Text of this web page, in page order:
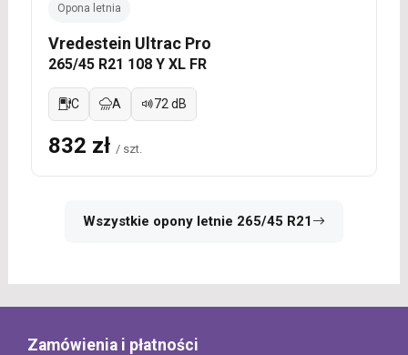
Opona letnia
Vredestein Ultrac Pro
265/45 R21 108 Y XL FR
C A 72 dB
832 zł / szt.
Wszystkie opony letnie 265/45 R21
Zamówienia i płatności